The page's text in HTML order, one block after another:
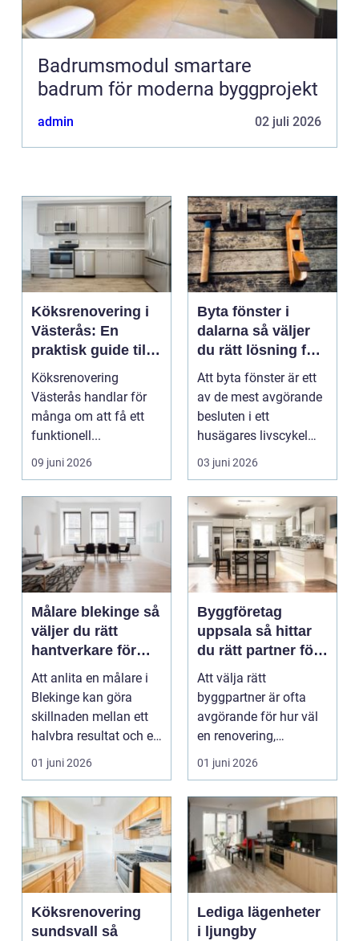
Badrumsmodul smartare
badrum för moderna byggprojekt
admin 02 juli 2026
Köksrenovering i
Västerås: En
praktisk guide till
ett lyckat projekt
Köksrenovering
Västerås handlar för
många om att få ett
funktionell...
09 juni 2026
Byta fönster i
dalarna så väljer
du rätt lösning för
hus och klimat
Att byta fönster är ett
av de mest avgörande
besluten i ett
husägares livscykel
med sitt hem. Rätt f...
03 juni 2026
Målare blekinge så
väljer du rätt
hantverkare för
ditt projekt
Att anlita en målare i
Blekinge kan göra
skillnaden mellan ett
halvbra resultat och ett
hem eller en...
01 juni 2026
Byggföretag
uppsala så hittar
du rätt partner för
renovering och
ombyggnad
Att välja rätt
byggpartner är ofta
avgörande för hur väl
en renovering,
ombyggnad eller
tillbyggnad ...
01 juni 2026
Köksrenovering
sundsvall så
Lediga lägenheter
i ljungby